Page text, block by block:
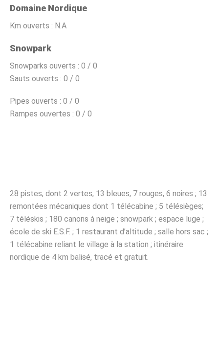
Domaine Nordique
Km ouverts : N.A
Snowpark
Snowparks ouverts : 0 / 0
Sauts ouverts : 0 / 0
Pipes ouverts : 0 / 0
Rampes ouvertes : 0 / 0
28 pistes, dont 2 vertes, 13 bleues, 7 rouges, 6 noires ; 13
remontées mécaniques dont 1 télécabine ; 5 télésièges;
7 téléskis ; 180 canons à neige ; snowpark ; espace luge ;
école de ski E.S.F. ; 1 restaurant d’altitude ; salle hors sac ;
1 télécabine reliant le village à la station ; itinéraire
nordique de 4 km balisé, tracé et gratuit.